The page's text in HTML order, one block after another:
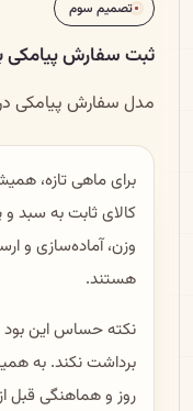
تصمیم سوم
ثبت سفارش پیامکی
مدل سفارش پیامکی
برای ماهی تازه،
کالای ثابت به سبد
وزن، آماده‌سازی و
هستند.
نکته حساس این بود
برداشت نکند. به
روز و هماهنگی قبل